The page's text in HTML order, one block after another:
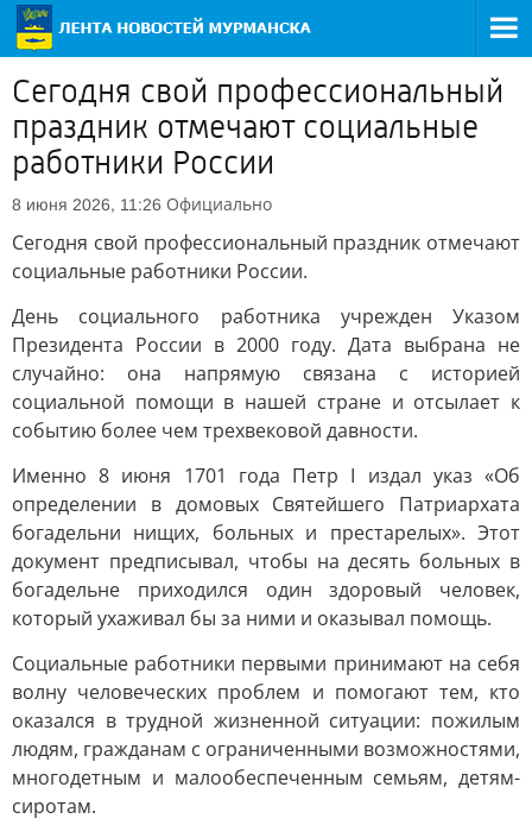
Сегодня свой профессиональный
праздник отмечают социальные
работники России
8 июня 2026, 11:26 Официально
Сегодня свой профессиональный праздник отмечают
социальные работники России.
День социального работника учрежден Указом
Президента России в 2000 году. Дата выбрана не
случайно: она напрямую связана с историей
социальной помощи в нашей стране и отсылает к
событию более чем трехвековой давности.
Именно 8 июня 1701 года Петр I издал указ «Об
определении в домовых Святейшего Патриархата
богадельни нищих, больных и престарелых». Этот
документ предписывал, чтобы на десять больных в
богадельне приходился один здоровый человек,
который ухаживал бы за ними и оказывал помощь.
Социальные работники первыми принимают на себя
волну человеческих проблем и помогают тем, кто
оказался в трудной жизненной ситуации: пожилым
людям, гражданам с ограниченными возможностями,
многодетным и малообеспеченным семьям, детям-
сиротам.